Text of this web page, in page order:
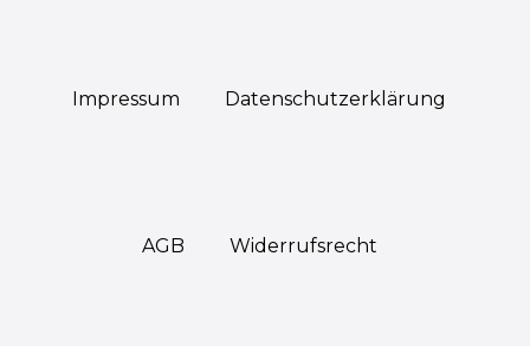
Impressum Daten­schutz­erklärung
AGB Widerrufs­recht